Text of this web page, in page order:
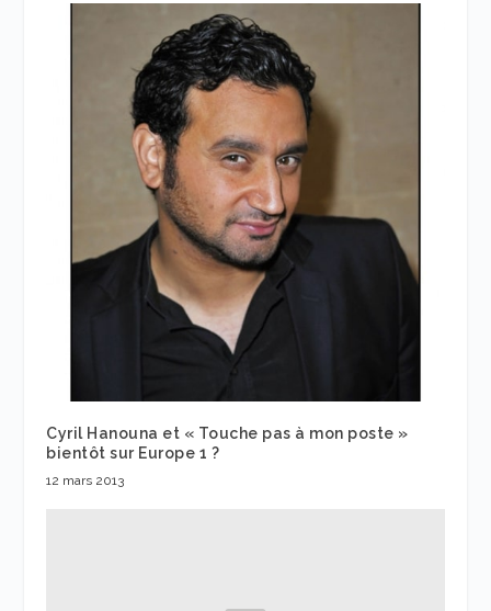
Cyril Hanouna et « Touche pas à mon poste »
bientôt sur Europe 1 ?
12 mars 2013